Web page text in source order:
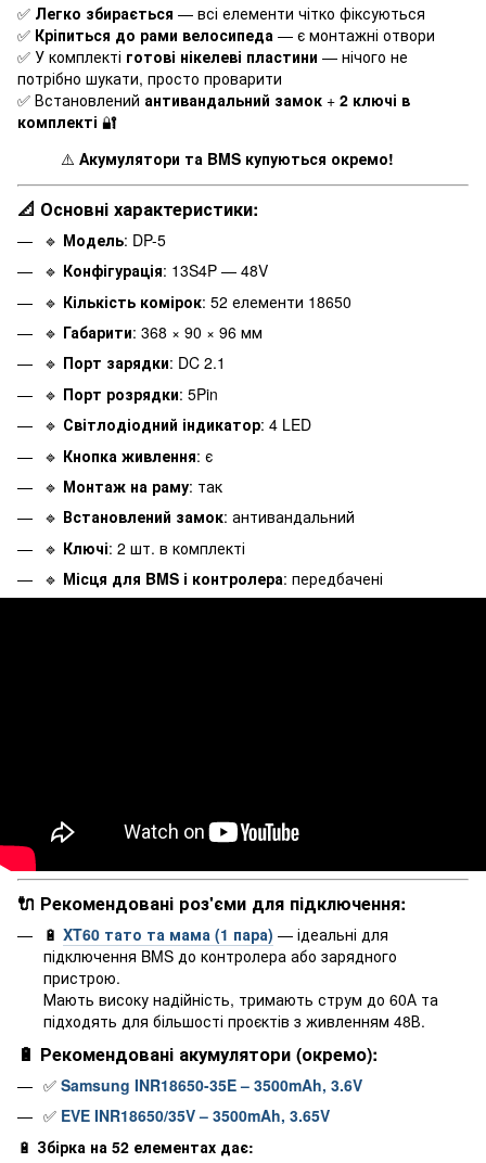
✅ Легко збирається — всі елементи чітко фіксуються
✅ Кріпиться до рами велосипеда — є монтажні отвори
✅ У комплекті готові нікелеві пластини — нічого не
потрібно шукати, просто проварити
✅ Встановлений антивандальний замок + 2 ключі в
комплекті 🔐
⚠️ Акумулятори та BMS купуються окремо!
📐 Основні характеристики:
🔹 Модель: DP-5
🔹 Конфігурація: 13S4P — 48V
🔹 Кількість комірок: 52 елементи 18650
🔹 Габарити: 368 × 90 × 96 мм
🔹 Порт зарядки: DC 2.1
🔹 Порт розрядки: 5Pin
🔹 Світлодіодний індикатор: 4 LED
🔹 Кнопка живлення: є
🔹 Монтаж на раму: так
🔹 Встановлений замок: антивандальний
🔹 Ключі: 2 шт. в комплекті
🔹 Місця для BMS і контролера: передбачені
🔌 Рекомендовані роз'єми для підключення:
🔋 XT60 тато та мама (1 пара) — ідеальні для
підключення BMS до контролера або зарядного
пристрою.
Мають високу надійність, тримають струм до 60А та
підходять для більшості проєктів з живленням 48В.
🔋 Рекомендовані акумулятори (окремо):
✅ Samsung INR18650-35E – 3500mAh, 3.6V
✅ EVE INR18650/35V – 3500mAh, 3.65V
🔋 Збірка на 52 елементах дає: